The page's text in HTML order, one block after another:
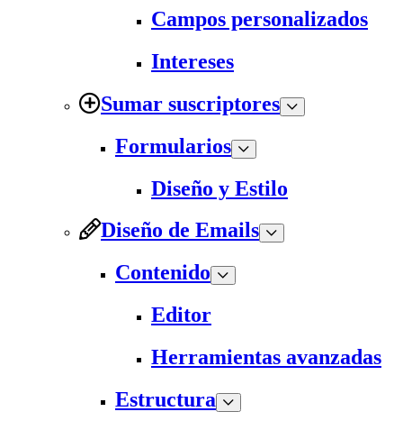
Campos personalizados
Intereses
Sumar suscriptores
Formularios
Diseño y Estilo
Diseño de Emails
Contenido
Editor
Herramientas avanzadas
Estructura